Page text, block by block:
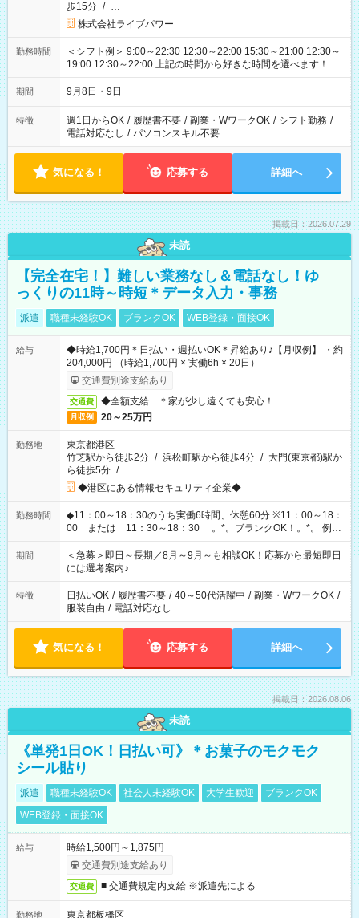
歩15分 / …
株式会社ライブパワー
勤務時間
＜シフト例＞ 9:00～22:30 12:30～22:00 15:30～21:00 12:30～
19:00 12:30～22:00 上記の時間から好きな時間を選べます！ ※
時間は変更となる可能性があります
期間 9月8日・9日
特徴 週1日からOK / 履歴書不要 / 副業・WワークOK / シフト勤務 /
電話対応なし / パソコンスキル不要
気になる！ 応募する 詳細へ
掲載日：2026.07.29
未読
【完全在宅！】難しい業務なし＆電話なし！ゆ
っくりの11時～時短＊データ入力・事務
派遣 職種未経験OK ブランクOK WEB登録・面接OK
給与
◆時給1,700円＊日払い・週払いOK＊昇給あり♪【月収例】 ・約
204,000円 （時給1,700円 × 実働6h × 20日）
交通費別途支給あり
交通費 ◆全額支給 ＊家が少し遠くても安心！
月収例 20～25万円
勤務地
東京都港区
竹芝駅から徒歩2分 / 浜松町駅から徒歩4分 / 大門(東京都)駅か
ら徒歩5分 / …
◆港区にある情報セキュリティ企業◆
勤務時間
◆11：00～18：30のうち実働6時間、休憩60分 ※11：00～18：
00 または 11：30～18：30 。*。ブランクOK！。*。 例え
ば前職が、 在宅/財団法人/事務/コールセンター/受付/販売/カフェ
スタッフ スイーツ販売/ホテルフロント/化粧品販売/など 様々な
業界から入社して活躍されています♪
期間
＜急募＞即日～長期／8月～9月～も相談OK！応募から最短即日
には選考案内♪
特徴 日払いOK / 履歴書不要 / 40～50代活躍中 / 副業・WワークOK /
服装自由 / 電話対応なし
気になる！ 応募する 詳細へ
掲載日：2026.08.06
未読
《単発1日OK！日払い可》＊お菓子のモクモク
シール貼り
派遣 職種未経験OK 社会人未経験OK 大学生歓迎
ブランクOK
WEB登録・面接OK
給与
時給1,500円～1,875円
交通費別途支給あり
交通費 ■ 交通費規定内支給 ※派遣先による
勤務地 東京都板橋区